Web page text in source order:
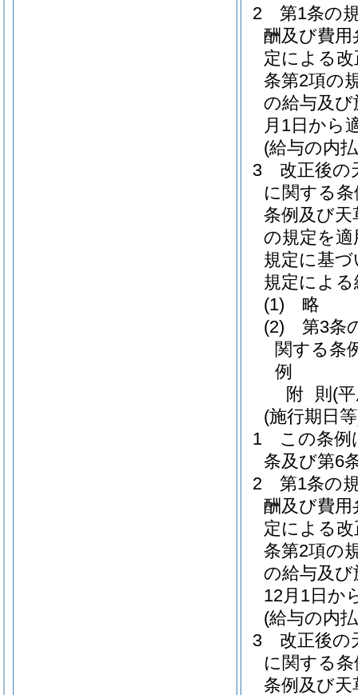
2
第1条の
酬及び費用
定による
条第2項の
の給与及び
月1日から
(給与の内
3
改正後の
に関する
条例及び天
の規定を
規定に基
規定によ
(1)
略
(2)
第3条
関する条
例
附 則 (
(施行期日
1
この条例
条及び第6
2
第1条の
酬及び費用
定による
条第2項の
の給与及び
12月1日か
(給与の内
3
改正後の
に関する
条例及び天